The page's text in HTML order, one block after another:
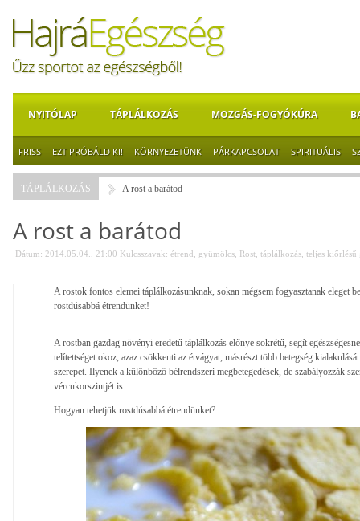
NYITÓLAP TÁPLÁLKOZÁS MOZGÁS-FOGYÓKÚRA
FRISS EZT PRÓBÁLD KI! KÖRNYEZETÜNK PÁRKAPCSOLAT SPIRITUÁLIS
TÁPLÁLKOZÁS A rost a barátod
A rost a barátod
Dátum: 2014.05.04., 21:00 Kulcsszavak: étrend gyümölcs Rost táplálkozás teljes kiőrlésű
A rostok fontos elemei táplálkozásunknak, sokan mégsem fogyasztanak eleget
rostdúsabbá étrendünket!
A rostban gazdag növényi eredetű táplálkozás előnye sokrétű, segít
telítettséget okoz, azaz csökkenti az étvágyat, másrészt több betegség
szerepet. Ilyenek a különböző bélrendszeri megbetegedések, de szabályozzák
vércukorszintjét is.
Hogyan tehetjük rostdúsabbá étrendünket?